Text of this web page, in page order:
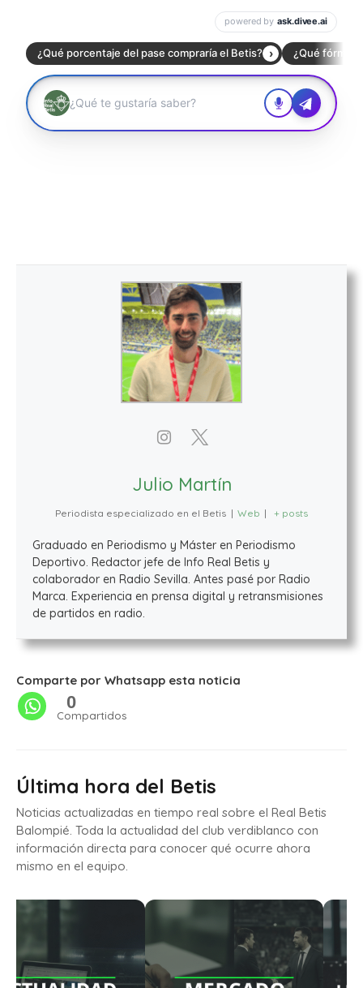
Julio Martín
Periodista especializado en el Betis | Web | + posts
Graduado en Periodismo y Máster en Periodismo
Deportivo. Redactor jefe de Info Real Betis y
colaborador en Radio Sevilla. Antes pasé por Radio
Marca. Experiencia en prensa digital y retransmisiones
de partidos en radio.
Comparte por Whatsapp esta noticia
0
Compartidos
Última hora del Betis
Noticias actualizadas en tiempo real sobre el Real Betis
Balompié. Toda la actualidad del club verdiblanco con
información directa para conocer qué ocurre ahora
mismo en el equipo.